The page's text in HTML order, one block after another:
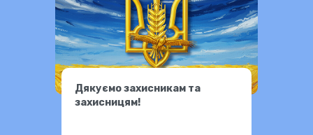
Дякуємо захисникам та
захисницям!